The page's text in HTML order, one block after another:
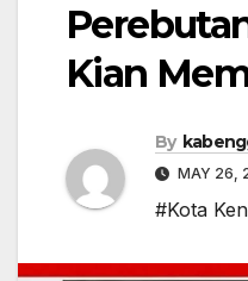
Kian
By
MAY 26,
#Kota